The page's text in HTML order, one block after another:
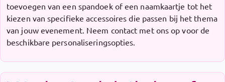
toevoegen van een spandoek of een naamkaartje tot het
kiezen van specifieke accessoires die passen bij het thema
van jouw evenement. Neem contact met ons op voor de
beschikbare personaliseringsopties.